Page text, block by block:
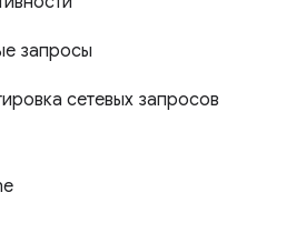
запросы
сетевых запросов